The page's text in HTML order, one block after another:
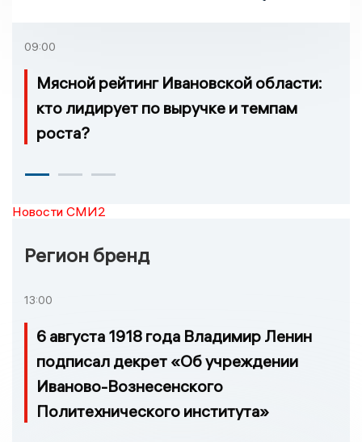
09:00
Мясной рейтинг Ивановской области:
кто лидирует по выручке и темпам
роста?
Новости СМИ2
Регион бренд
13:00
6 августа 1918 года Владимир Ленин
подписал декрет «Об учреждении
Иваново-Вознесенского
Политехнического института»